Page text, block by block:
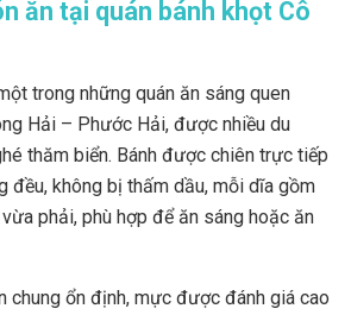
ăn tại quán bánh khọt Cô
trong những quán ăn sáng quen
Hải – Phước Hải, được nhiều du
thăm biển. Bánh được chiên trực tiếp
đều, không bị thấm dầu, mỗi dĩa gồm
phải, phù hợp để ăn sáng hoặc ăn
chung ổn định, mực được đánh giá cao